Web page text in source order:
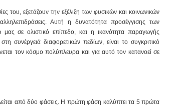
του, εξετάζουν την εξέλιξη των φυσικών και κοινωνικών
Αυτή η δυνατότητα προσέγγισης των
σε ολιστικό επίπεδο, και η ικανότητα παραγωγής
συνέργειά διαφορετικών πεδίων, είναι το συγκριτικό
τον κόσμο πολύπλευρα και για αυτό τον κατανοεί σε
από δύο φάσεις. Η πρώτη φάση καλύπτει τα 5 πρώτα